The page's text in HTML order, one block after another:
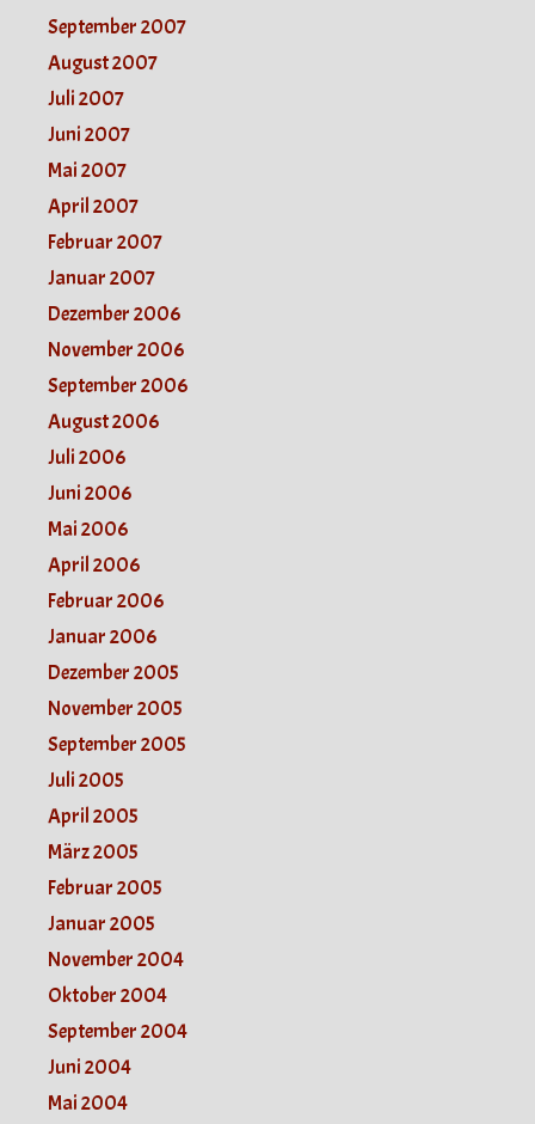
September 2007
August 2007
Juli 2007
Juni 2007
Mai 2007
April 2007
Februar 2007
Januar 2007
Dezember 2006
November 2006
September 2006
August 2006
Juli 2006
Juni 2006
Mai 2006
April 2006
Februar 2006
Januar 2006
Dezember 2005
November 2005
September 2005
Juli 2005
April 2005
März 2005
Februar 2005
Januar 2005
November 2004
Oktober 2004
September 2004
Juni 2004
Mai 2004